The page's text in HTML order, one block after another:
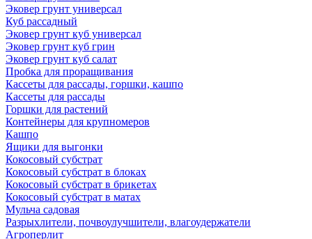
Эковер грунт универсал
Куб рассадный
Эковер грунт куб универсал
Эковер грунт куб грин
Эковер грунт куб салат
Пробка для проращивания
Кассеты для рассады, горшки, кашпо
Кассеты для рассады
Горшки для растений
Контейнеры для крупномеров
Кашпо
Ящики для выгонки
Кокосовый субстрат
Кокосовый субстрат в блоках
Кокосовый субстрат в брикетах
Кокосовый субстрат в матах
Мульча садовая
Разрыхлители, почвоулучшители, влагоудержатели
Агроперлит